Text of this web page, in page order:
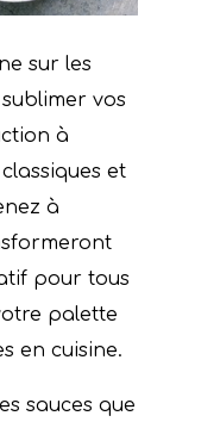
sur les
vos
à
et
à
pour tous
palette
en cuisine.
sauces que